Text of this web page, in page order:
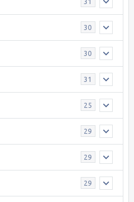
30
30
31
25
29
29
29